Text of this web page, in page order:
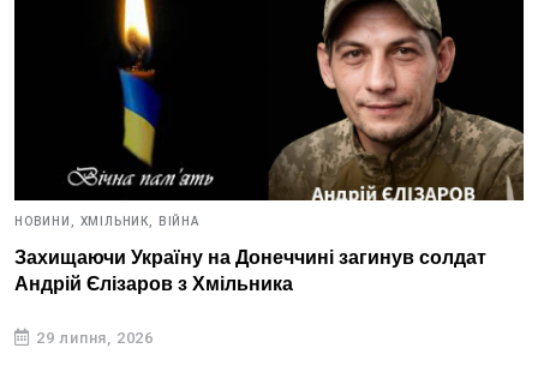
НОВИНИ, ХМІЛЬНИК, ВІЙНА
Захищаючи Україну на Донеччині загинув солдат
Андрій Єлізаров з Хмільника
29 липня, 2026